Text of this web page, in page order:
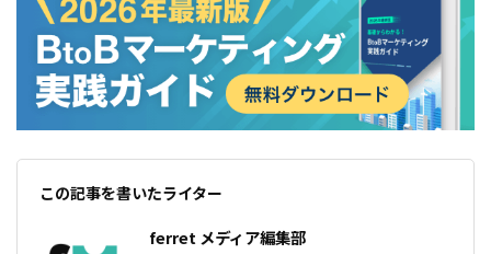
この記事を書いたライター
ferret メディア編集部